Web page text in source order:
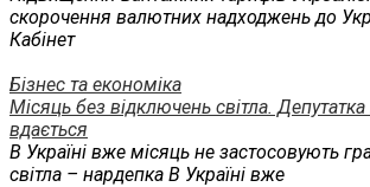
скорочення валютних надходжень до
Кабінет
Бізнес та економіка
Місяць без відключень світла.
вдається
В Україні вже місяць не застосовують
світла – нардепка В Україні вже